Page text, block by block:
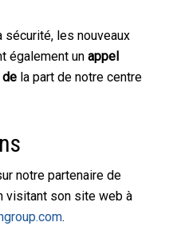
sécurité, les nouveaux
également un appel
dela part de notre centre
notre partenaire de
visitant son site web à
.